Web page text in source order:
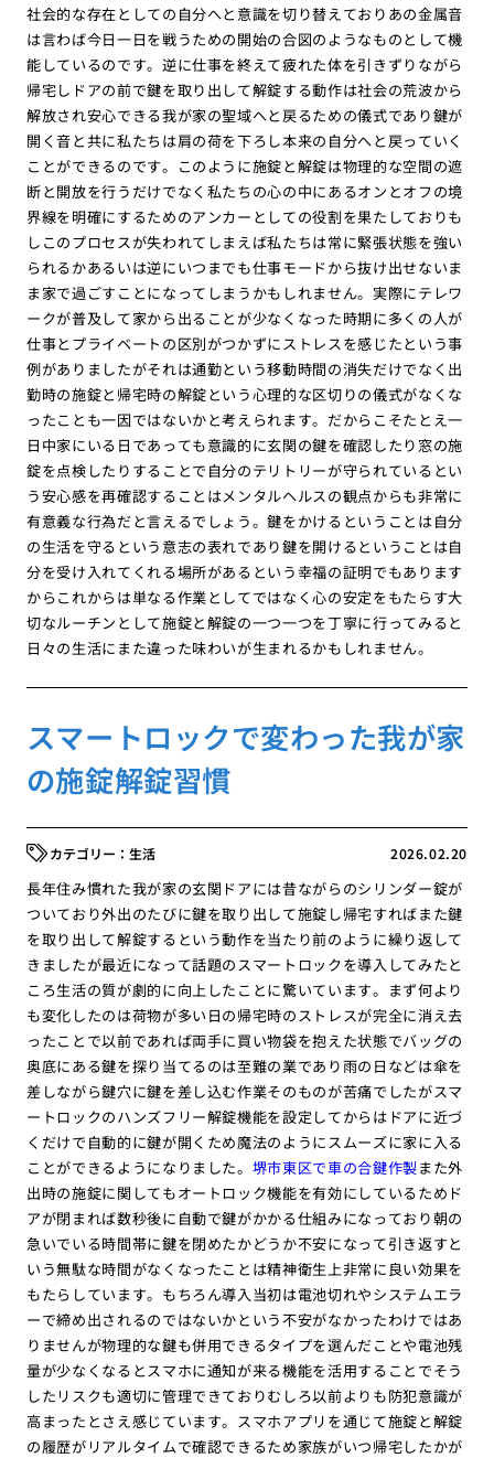
社会的な存在としての自分へと意識を切り替えておりあの金属音
は言わば今日一日を戦うための開始の合図のようなものとして機
能しているのです。逆に仕事を終えて疲れた体を引きずりながら
帰宅しドアの前で鍵を取り出して解錠する動作は社会の荒波から
解放され安心できる我が家の聖域へと戻るための儀式であり鍵が
開く音と共に私たちは肩の荷を下ろし本来の自分へと戻っていく
ことができるのです。このように施錠と解錠は物理的な空間の遮
断と開放を行うだけでなく私たちの心の中にあるオンとオフの境
界線を明確にするためのアンカーとしての役割を果たしておりも
しこのプロセスが失われてしまえば私たちは常に緊張状態を強い
られるかあるいは逆にいつまでも仕事モードから抜け出せないま
ま家で過ごすことになってしまうかもしれません。実際にテレワ
ークが普及して家から出ることが少なくなった時期に多くの人が
仕事とプライベートの区別がつかずにストレスを感じたという事
例がありましたがそれは通勤という移動時間の消失だけでなく出
勤時の施錠と帰宅時の解錠という心理的な区切りの儀式がなくな
ったことも一因ではないかと考えられます。だからこそたとえ一
日中家にいる日であっても意識的に玄関の鍵を確認したり窓の施
錠を点検したりすることで自分のテリトリーが守られているとい
う安心感を再確認することはメンタルヘルスの観点からも非常に
有意義な行為だと言えるでしょう。鍵をかけるということは自分
の生活を守るという意志の表れであり鍵を開けるということは自
分を受け入れてくれる場所があるという幸福の証明でもあります
からこれからは単なる作業としてではなく心の安定をもたらす大
切なルーチンとして施錠と解錠の一つ一つを丁寧に行ってみると
日々の生活にまた違った味わいが生まれるかもしれません。
スマートロックで変わった我が家
の施錠解錠習慣
2026.02.20
生活
長年住み慣れた我が家の玄関ドアには昔ながらのシリンダー錠が
ついており外出のたびに鍵を取り出して施錠し帰宅すればまた鍵
を取り出して解錠するという動作を当たり前のように繰り返して
きましたが最近になって話題のスマートロックを導入してみたと
ころ生活の質が劇的に向上したことに驚いています。まず何より
も変化したのは荷物が多い日の帰宅時のストレスが完全に消え去
ったことで以前であれば両手に買い物袋を抱えた状態でバッグの
奥底にある鍵を探り当てるのは至難の業であり雨の日などは傘を
差しながら鍵穴に鍵を差し込む作業そのものが苦痛でしたがスマ
ートロックのハンズフリー解錠機能を設定してからはドアに近づ
くだけで自動的に鍵が開くため魔法のようにスムーズに家に入る
ことができるようになりました。 堺市東区で車の合鍵作製また外
出時の施錠に関してもオートロック機能を有効にしているためド
アが閉まれば数秒後に自動で鍵がかかる仕組みになっており朝の
急いでいる時間帯に鍵を閉めたかどうか不安になって引き返すと
いう無駄な時間がなくなったことは精神衛生上非常に良い効果を
もたらしています。もちろん導入当初は電池切れやシステムエラ
ーで締め出されるのではないかという不安がなかったわけではあ
りませんが物理的な鍵も併用できるタイプを選んだことや電池残
量が少なくなるとスマホに通知が来る機能を活用することでそう
したリスクも適切に管理できておりむしろ以前よりも防犯意識が
高まったとさえ感じています。スマホアプリを通じて施錠と解錠
の履歴がリアルタイムで確認できるため家族がいつ帰宅したかが